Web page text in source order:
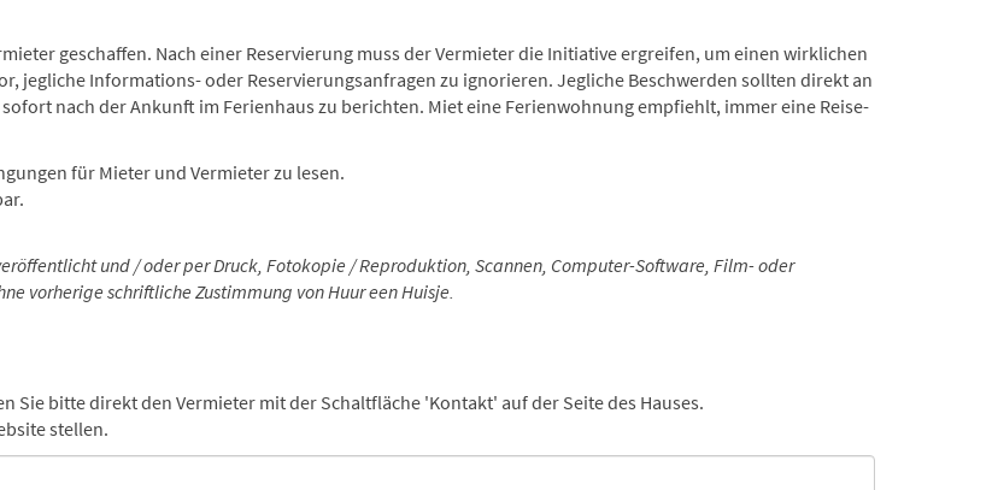
geschaffen. Nach einer Reservierung muss der Vermieter die Initiative ergreifen, um einen wirklichen
jegliche Informations- oder Reservierungsanfragen zu ignorieren. Jegliche Beschwerden sollten direkt an
nach der Ankunft im Ferienhaus zu berichten. Miet eine Ferienwohnung empfiehlt, immer eine Reise-
für Mieter und Vermieter zu lesen.
und / oder per Druck, Fotokopie / Reproduktion, Scannen, Computer-Software, Film- oder
vorherige schriftliche Zustimmung von Huur een Huisje.
Sie bitte direkt den Vermieter mit der Schaltfläche 'Kontakt' auf der Seite des Hauses.
stellen.